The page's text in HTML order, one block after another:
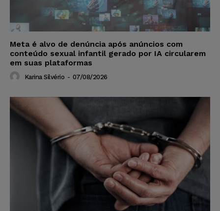
Meta é alvo de denúncia após anúncios com
conteúdo sexual infantil gerado por IA circularem
em suas plataformas
Karina Silvério - 07/08/2026